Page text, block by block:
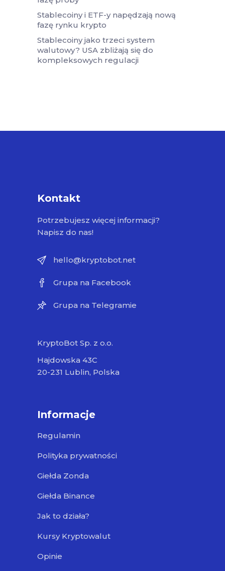
Stablecoiny i ETF-y napędzają nową
fazę rynku krypto
Stablecoiny jako trzeci system
walutowy? USA zbliżają się do
kompleksowych regulacji
Kontakt
Potrzebujesz więcej informacji?
Napisz do nas!
hello@kryptobot.net
Grupa na Facebook
Grupa na Telegramie
KryptoBot Sp. z o.o.
Hajdowska 43C
20-231 Lublin, Polska
Informacje
Regulamin
Polityka prywatności
Giełda Zonda
Giełda Binance
Jak to działa?
Kursy Kryptowalut
Opinie